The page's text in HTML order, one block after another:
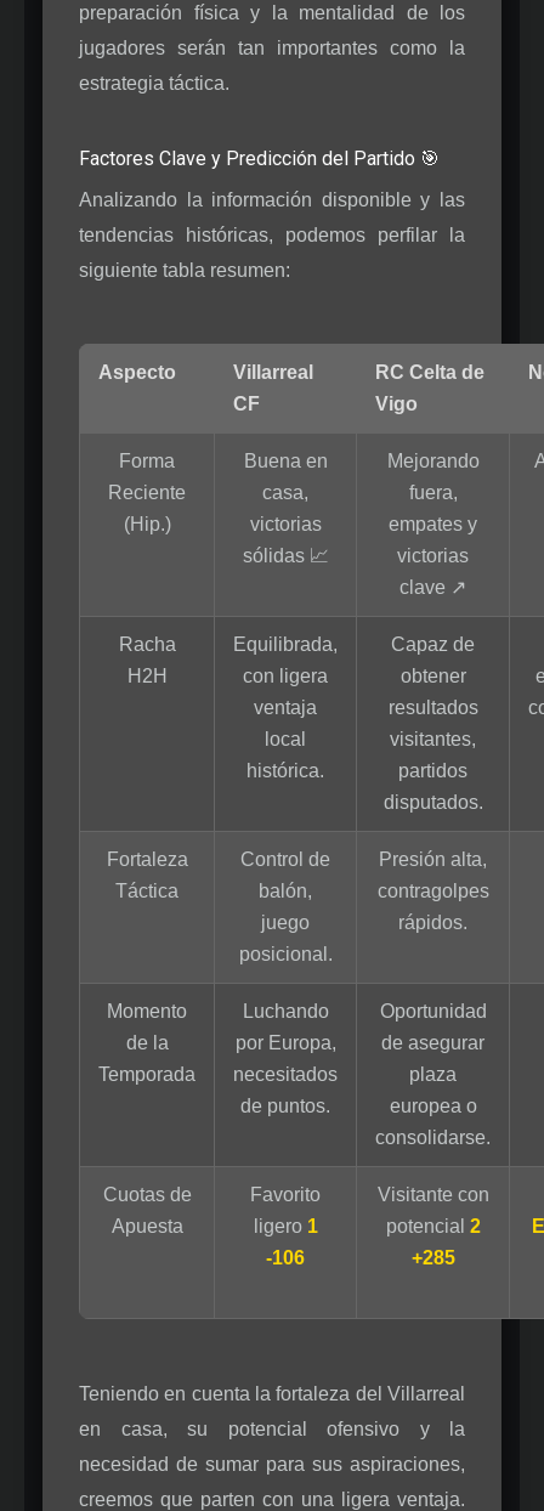
preparación física y la mentalidad de los
jugadores serán tan importantes como la
estrategia táctica.
Factores Clave y Predicción del Partido 🎯
Analizando la información disponible y las
tendencias históricas, podemos perfilar la
siguiente tabla resumen:
Aspecto
Villarreal
CF
RC Celta de
Vigo
Forma
Reciente
(Hip.)
Buena en
casa,
victorias
sólidas 📈
Mejorando
fuera,
empates y
victorias
clave ↗️
Racha
H2H
Equilibrada,
con ligera
ventaja
local
histórica.
Capaz de
obtener
resultados
visitantes,
partidos
disputados.
Fortaleza
Táctica
Control de
balón,
juego
posicional.
Presión alta,
contragolpes
rápidos.
Momento
de la
Temporada
Luchando
por Europa,
necesitados
de puntos.
Oportunidad
de asegurar
plaza
europea o
consolidarse.
Cuotas de
Apuesta
Favorito
ligero 1
-106
Visitante con
potencial 2
+285
Teniendo en cuenta la fortaleza del Villarreal
en casa, su potencial ofensivo y la
necesidad de sumar para sus aspiraciones,
creemos que parten con una ligera ventaja.